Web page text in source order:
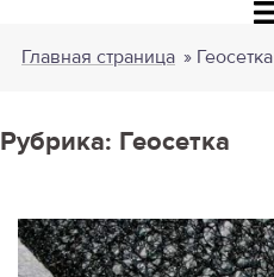
Главная страница » Геосетка
Рубрика: Геосетка